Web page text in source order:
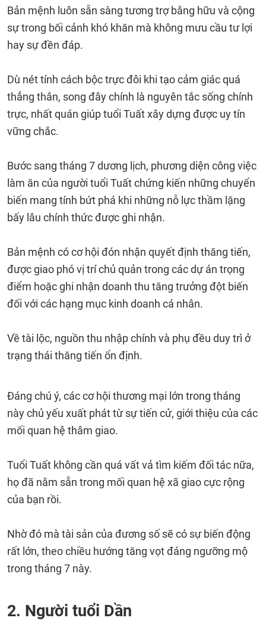
Bản mệnh luôn sẵn sàng tương trợ bằng hữu và cộng
sự trong bối cảnh khó khăn mà không mưu cầu tư lợi
hay sự đền đáp.
Dù nét tính cách bộc trực đôi khi tạo cảm giác quá
thẳng thắn, song đây chính là nguyên tắc sống chính
trực, nhất quán giúp tuổi Tuất xây dựng được uy tín
vững chắc.
Bước sang tháng 7 dương lịch, phương diện công việc
làm ăn của người tuổi Tuất chứng kiến những chuyển
biến mang tính bứt phá khi những nỗ lực thầm lặng
bấy lâu chính thức được ghi nhận.
Bản mệnh có cơ hội đón nhận quyết định thăng tiến,
được giao phó vị trí chủ quản trong các dự án trọng
điểm hoặc ghi nhận doanh thu tăng trưởng đột biến
đối với các hạng mục kinh doanh cá nhân.
Về tài lộc, nguồn thu nhập chính và phụ đều duy trì ở
trạng thái thăng tiến ổn định.
Đáng chú ý, các cơ hội thương mại lớn trong tháng
này chủ yếu xuất phát từ sự tiến cử, giới thiệu của các
mối quan hệ thâm giao.
Tuổi Tuất không cần quá vất vả tìm kiếm đối tác nữa,
họ đã nằm sẵn trong mối quan hệ xã giao cực rộng
của bạn rồi.
Nhờ đó mà tài sản của đương số sẽ có sự biến động
rất lớn, theo chiều hướng tăng vọt đáng ngưỡng mộ
trong tháng 7 này.
2. Người tuổi Dần